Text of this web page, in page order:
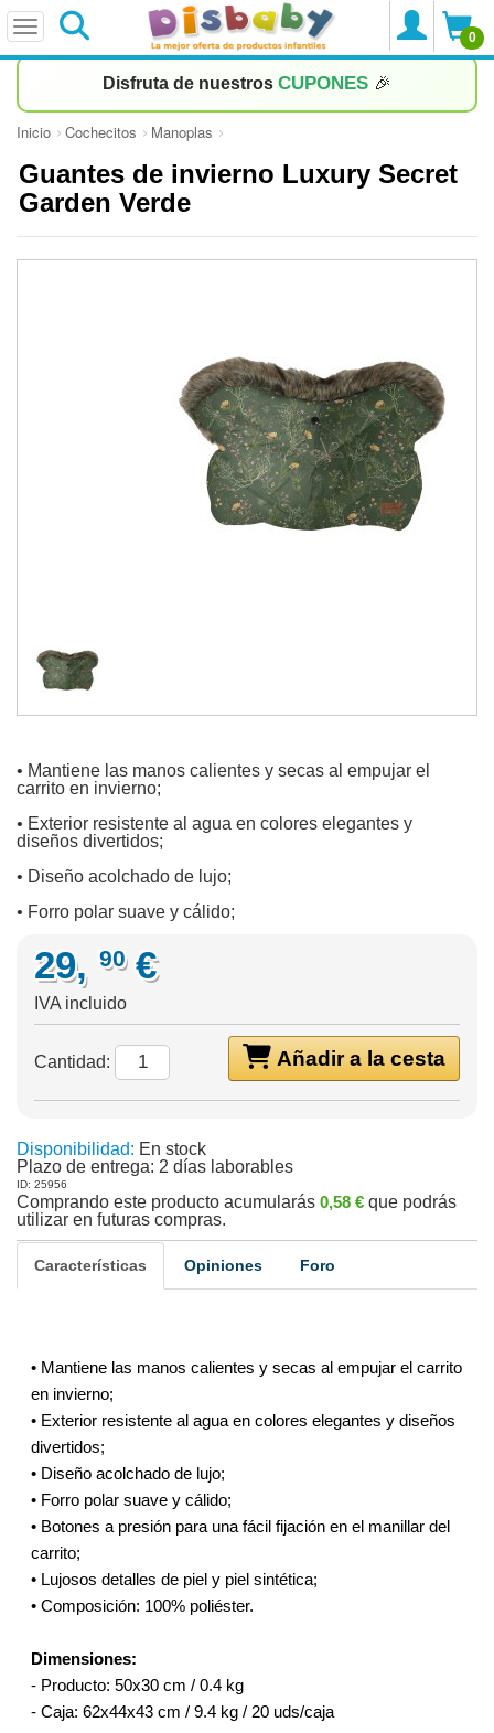
0
Disfruta de nuestros CUPONES 🎉
Inicio Cochecitos Manoplas
Guantes de invierno Luxury Secret
Garden Verde
• Mantiene las manos calientes y secas al empujar el
carrito en invierno;
• Exterior resistente al agua en colores elegantes y
diseños divertidos;
• Diseño acolchado de lujo;
• Forro polar suave y cálido;
29, 90 €
IVA incluido
Añadir a la cesta
Cantidad:
Disponibilidad: En stock
Plazo de entrega: 2 días laborables
ID: 25956
Comprando este producto acumularás 0,58 € que podrás
utilizar en futuras compras.
Características Opiniones Foro
• Mantiene las manos calientes y secas al empujar el carrito
en invierno;
• Exterior resistente al agua en colores elegantes y diseños
divertidos;
• Diseño acolchado de lujo;
• Forro polar suave y cálido;
• Botones a presión para una fácil fijación en el manillar del
carrito;
• Lujosos detalles de piel y piel sintética;
• Composición: 100% poliéster.
Dimensiones:
- Producto: 50x30 cm / 0.4 kg
- Caja: 62x44x43 cm / 9.4 kg/ 20 uds/caja